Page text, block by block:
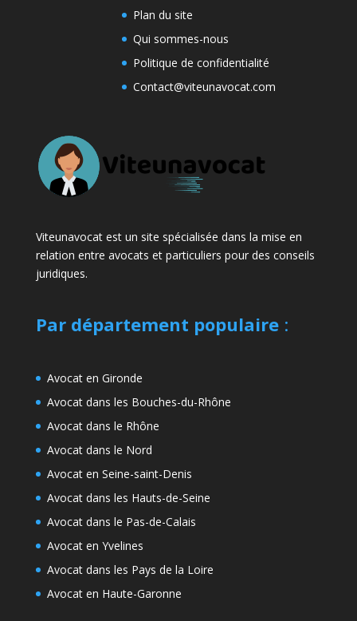
Plan du site
Qui sommes-nous
Politique de confidentialité
Contact@viteunavocat.com
Viteunavocat est un site spécialisée dans la mise en
relation entre avocats et particuliers pour des conseils
juridiques.
Par département populaire:
Avocat en Gironde
Avocat dans les Bouches-du-Rhône
Avocat dans le Rhône
Avocat dans le Nord
Avocat en Seine-saint-Denis
Avocat dans les Hauts-de-Seine
Avocat dans le Pas-de-Calais
Avocat en Yvelines
Avocat dans les Pays de la Loire
Avocat en Haute-Garonne